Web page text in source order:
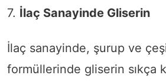
7. İlaç Sanayinde Gliserin
İlaç sanayinde, şurup ve
formüllerinde gliserin sıkça